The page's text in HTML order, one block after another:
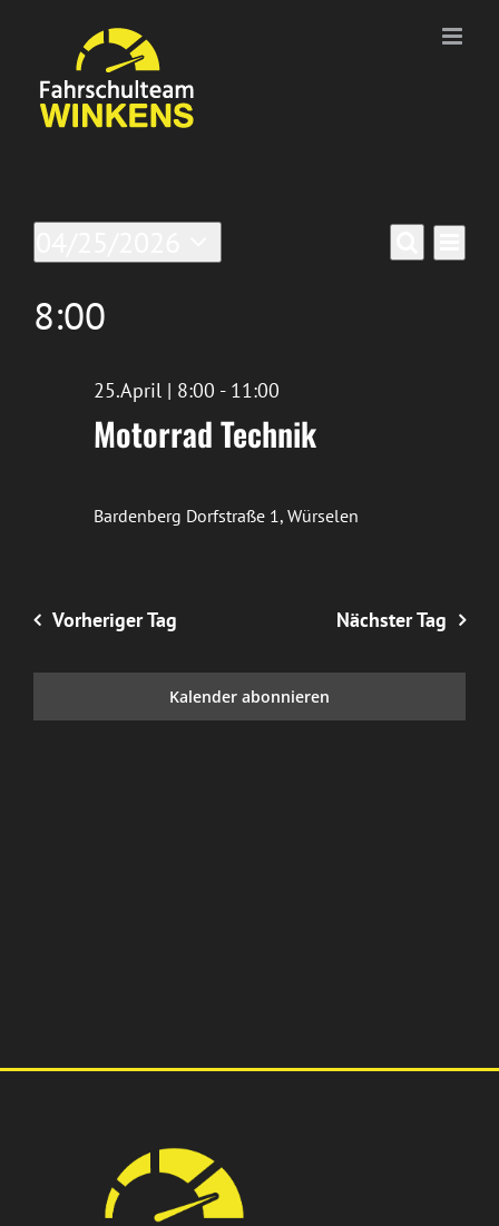
springen
Veranstaltungen
für
25/April/2026
Suche
Datum
wählen.
8:00
Motorrad Technik
25.April | 8:00 - 11:00
Bardenberg Dorfstraße 1, Würselen
Vorheriger Tag Nächster Tag
Kalender abonnieren